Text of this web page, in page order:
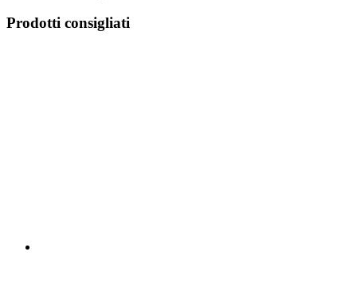
Prodotti consigliati